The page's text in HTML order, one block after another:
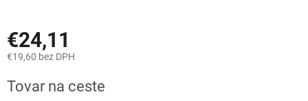
€24,11
€19,60 bez DPH
cena:
Tovar na ceste